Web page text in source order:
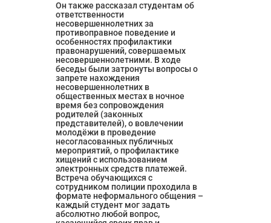
Он также рассказал студентам об
ответственности
несовершеннолетних за
противоправное поведение и
особенностях профилактики
правонарушений, совершаемых
несовершеннолетними. В ходе
беседы были затронуты вопросы о
запрете нахождения
несовершеннолетних в
общественных местах в ночное
время без сопровождения
родителей (законных
представителей), о вовлечении
молодёжи в проведение
несогласованных публичных
мероприятий, о профилактике
хищений с использованием
электронных средств платежей.
Встреча обучающихся с
сотрудником полиции проходила в
формате неформального общения –
каждый студент мог задать
абсолютно любой вопрос,